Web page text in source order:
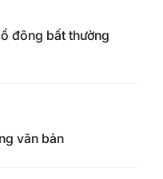
đông bất thường
văn bản